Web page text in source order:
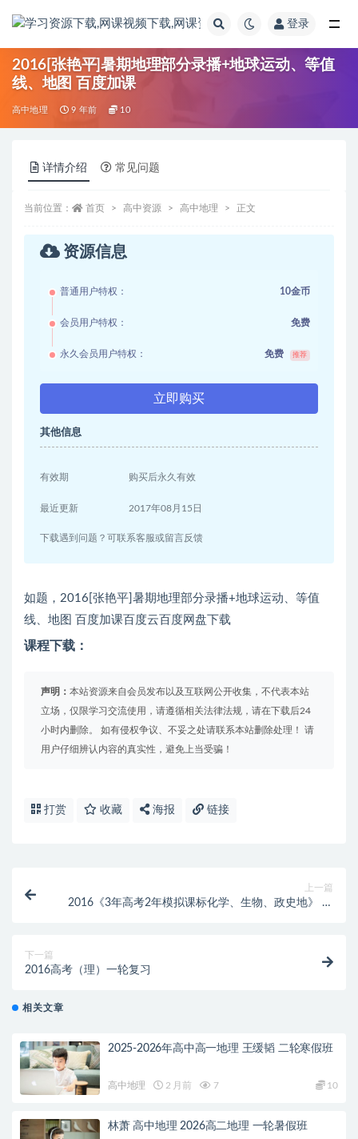
登录
2016[张艳平]暑期地理部分录播+地球运动、等值
线、地图 百度加课
高中地理 9 年前 10
详情介绍 常见问题
当前位置： 首页 高中资源 高中地理 正文
资源信息
普通用户特权： 10金币
会员用户特权： 免费
永久会员用户特权： 免费 推荐
立即购买
其他信息
有效期 购买后永久有效
最近更新 2017年08月15日
下载遇到问题？可联系客服或留言反馈
如题，2016[张艳平]暑期地理部分录播+地球运动、等值
线、地图 百度加课百度云百度网盘下载
课程下载：
声明： 本站资源来自会员发布以及互联网公开收集，不代表本站
立场，仅限学习交流使用，请遵循相关法律法规，请在下载后24
小时内删除。 如有侵权争议、不妥之处请联系本站删除处理！ 请
用户仔细辨认内容的真实性，避免上当受骗！
打赏 收藏 海报 链接
上一篇
2016《3年高考2年模拟课标化学、生物、政史地》 教
下一篇
2016高考（理）一轮复习
相关文章
2025-2026年高中高一地理 王缓韬 二轮寒假班
高中地理 2 月前 7 10
林萧 高中地理 2026高二地理 一轮暑假班